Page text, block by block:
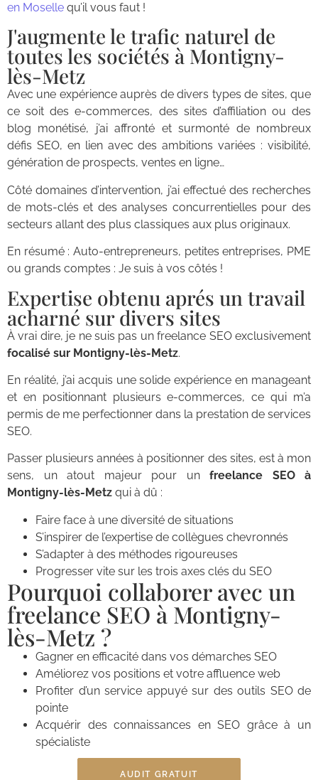
en Moselle qu’il vous faut !
J'augmente le trafic naturel de
toutes les sociétés à Montigny-
lès-Metz
Avec une expérience auprès de divers types de sites, que
ce soit des e-commerces, des sites d’affiliation ou des
blog monétisé, j’ai affronté et surmonté de nombreux
défis SEO, en lien avec des ambitions variées : visibilité,
génération de prospects, ventes en ligne…
Côté domaines d’intervention, j’ai effectué des recherches
de mots-clés et des analyses concurrentielles pour des
secteurs allant des plus classiques aux plus originaux.
En résumé : Auto-entrepreneurs, petites entreprises, PME
ou grands comptes : Je suis à vos côtés !
Expertise obtenu aprés un travail
acharné sur divers sites
À vrai dire, je ne suis pas un freelance SEO exclusivement
focalisé sur Montigny-lès-Metz.
En réalité, j’ai acquis une solide expérience en manageant
et en positionnant plusieurs e-commerces, ce qui m’a
permis de me perfectionner dans la prestation de services
SEO.
Passer plusieurs années à positionner des sites, est à mon
sens, un atout majeur pour un freelance SEO à
Montigny-lès-Metz qui à dû :
Faire face à une diversité de situations
S’inspirer de l’expertise de collègues chevronnés
S’adapter à des méthodes rigoureuses
Progresser vite sur les trois axes clés du SEO
Pourquoi collaborer avec un
freelance SEO à Montigny-
lès-Metz ?
Gagner en efficacité dans vos démarches SEO
Améliorez vos positions et votre affluence web
Profiter d’un service appuyé sur des outils SEO de
pointe
Acquérir des connaissances en SEO grâce à un
spécialiste
AUDIT GRATUIT